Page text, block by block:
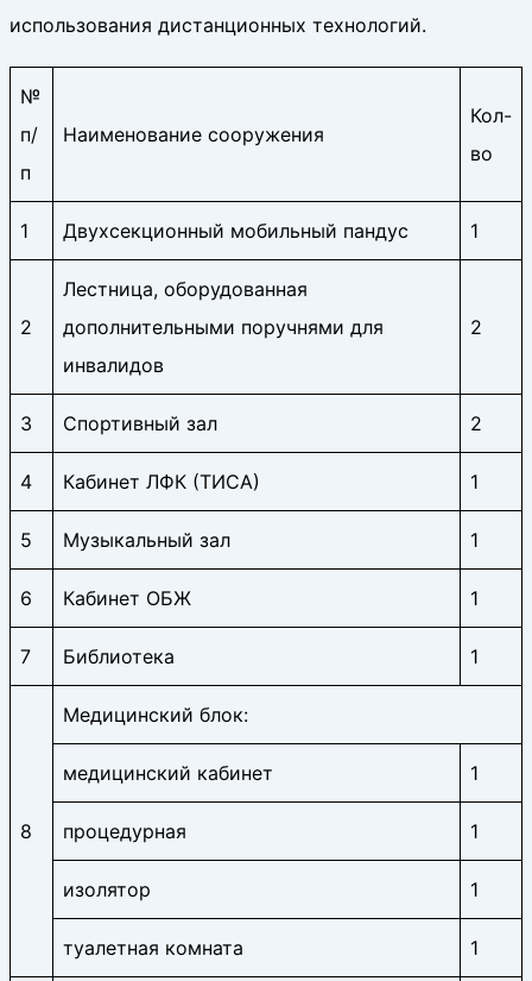
использования дистанционных технологий.
№
п/
п
Наименование сооружения
Кол-
во
1 Двухсекционный мобильный пандус 1
2
Лестница, оборудованная
дополнительными поручнями для
инвалидов
2
3 Спортивный зал 2
4 Кабинет ЛФК (ТИСА) 1
5 Музыкальный зал 1
6 Кабинет ОБЖ 1
7 Библиотека 1
8
Медицинский блок:
медицинский кабинет 1
процедурная 1
изолятор 1
туалетная комната 1